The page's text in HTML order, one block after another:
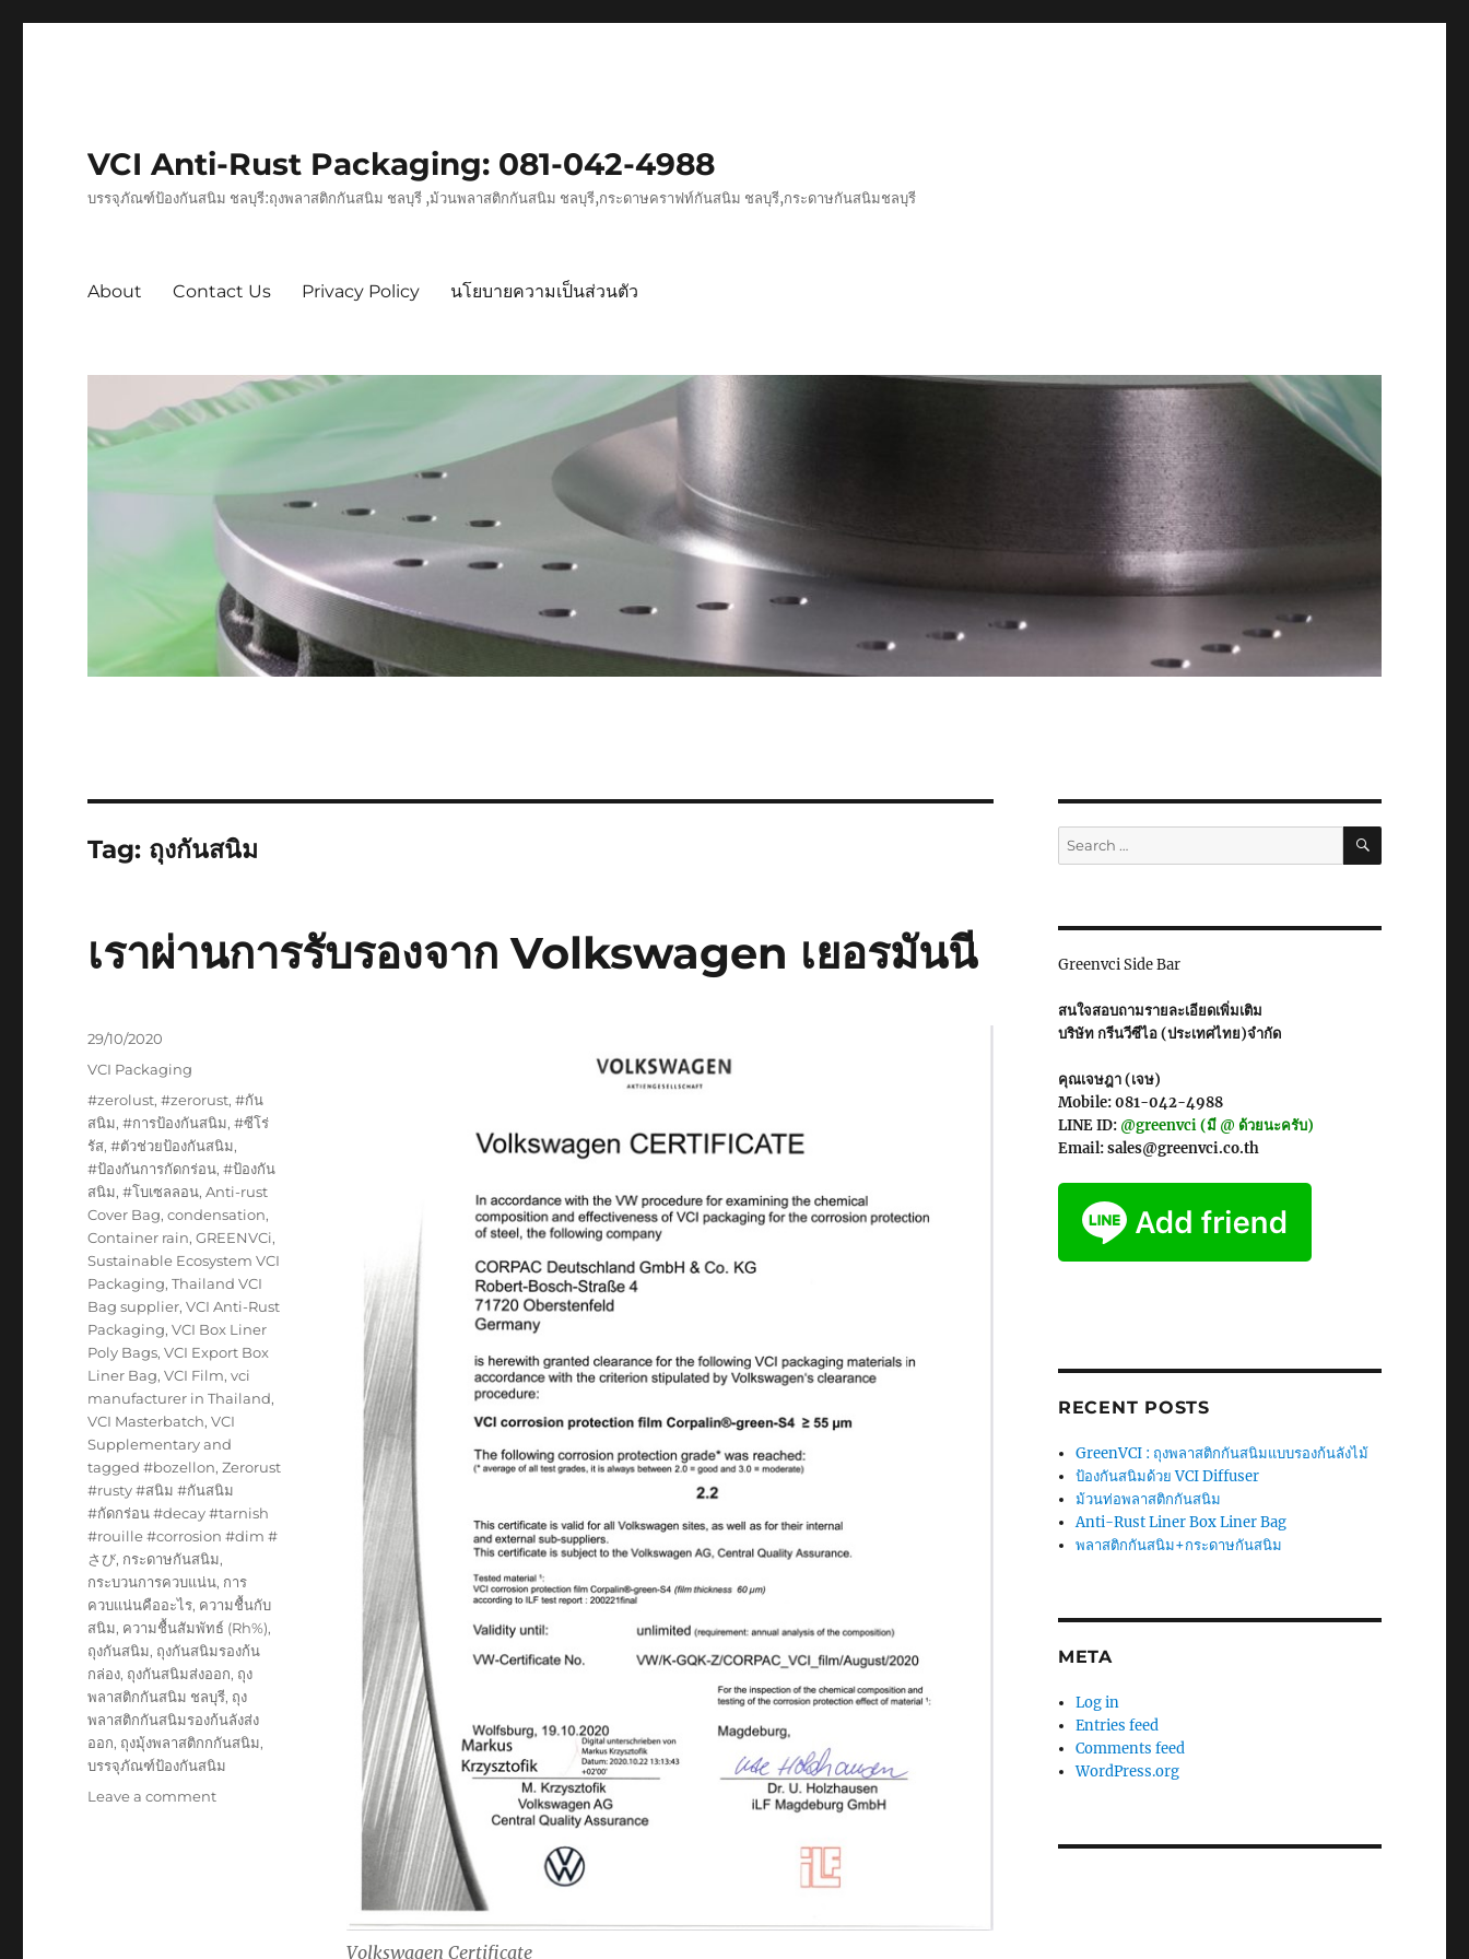
VCI Anti-Rust Packaging: ‭081-042-4988
บรรจุภัณฑ์ป้องกันสนิม ชลบุรี:ถุงพลาสติกกันสนิม ชลบุรี ,ม้วนพลาสติกกันสนิม ชลบุรี,กระดาษคราฟท์กันสนิม ชลบุรี,กระดาษกันสนิมชลบุรี
About Contact Us Privacy Policy นโยบายความเป็นส่วนตัว
Tag: ถุงกันสนิม
เราผ่านการรับรองจาก Volkswagen เยอรมันนี
Volkswagen Certificate
Posted
29/10/2020
Categories
VCI Packaging
Tags
#zerolust,#zerorust,#กัน
สนิม,#การป้องกันสนิม,#ซีโร่
รัส,#ตัวช่วยป้องกันสนิม,
#ป้องกันการกัดกร่อน,#ป้องกัน
สนิม,#โบเซลลอน,Anti-rust
Cover Bag,condensation,
Container rain,GREENVCi,
Sustainable Ecosystem VCI
Packaging,Thailand VCI
Bag supplier,VCI Anti-Rust
Packaging,VCI Box Liner
Poly Bags,VCI Export Box
Liner Bag,VCI Film,vci
manufacturer in Thailand,
VCI Masterbatch,VCI
Supplementary and
tagged #bozellon,Zerorust
#rusty #สนิม #กันสนิม
#กัดกร่อน #decay #tarnish
#rouille #corrosion #dim #
さび, กระดาษกันสนิม,
กระบวนการควบแน่น, การ
ควบแน่นคืออะไร, ความชื้นกับ
สนิม, ความชื้นสัมพัทธ์ (Rh%),
ถุงกันสนิม, ถุงกันสนิมรองก้น
กล่อง, ถุงกันสนิมส่งออก, ถุง
พลาสติกกันสนิม ชลบุรี, ถุง
พลาสติกกันสนิมรองก้นลังส่ง
ออก, ถุงมุ้งพลาสติกกกันสนิม,
บรรจุภัณฑ์ป้องกันสนิม
Leave a commenton
Search
for:
SEARCH
Greenvci Side Bar
สนใจสอบถามรายละเอียดเพิ่มเติม
บริษัท กรีนวีซีไอ (ประเทศไทย)จำกัด
คุณเจษฎา (เจษ)
Mobile: 081-042-4988
LINE ID: @greenvci (มี @ ด้วยนะครับ)
Email: sales@greenvci.co.th
RECENT POSTS
GreenVCI : ถุงพลาสติกกันสนิมแบบรองก้นลังไม้
ป้องกันสนิมด้วย VCI Diffuser
ม้วนท่อพลาสติกกันสนิม
Anti-Rust Liner Box Liner Bag
พลาสติกกันสนิม+กระดาษกันสนิม
META
Log in
Entries feed
Comments feed
WordPress.org